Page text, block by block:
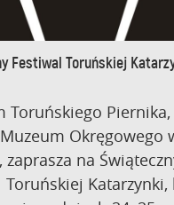
Festiwal Toruńskiej
Toruńskiego Piernika,
Okręgowego
zaprasza na
Toruńskiej Katarzynki,